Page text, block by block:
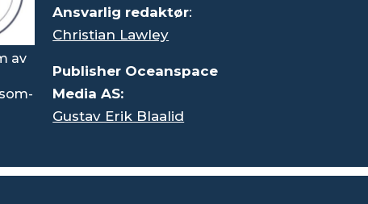
av
Ansvarlig redaktør:
Christian Lawley
Publisher Oceanspace
Media AS:
Gustav Erik Blaalid